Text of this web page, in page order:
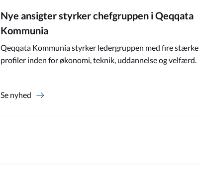
Nye ansigter styrker chefgruppen i Qeqqata
Kommunia
Qeqqata Kommunia styrker ledergruppen med fire stærke
profiler inden for økonomi, teknik, uddannelse og velfærd.
Se nyhed